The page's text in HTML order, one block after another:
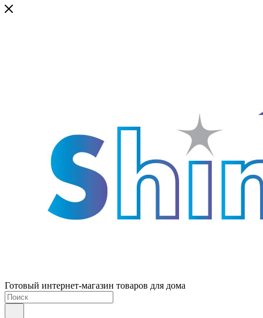
Готовый интернет-магазин товаров для дома